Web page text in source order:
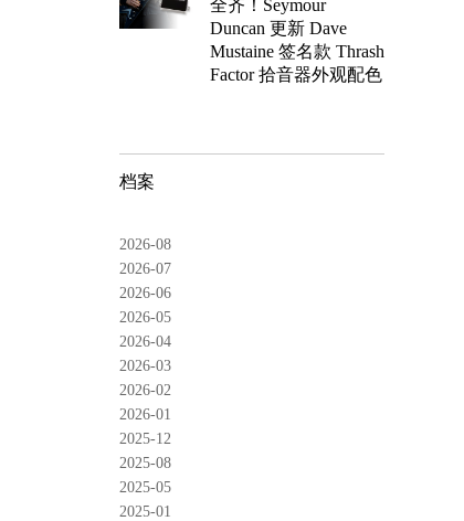
全齐！Seymour
Duncan 更新 Dave
Mustaine 签名款 Thrash
Factor 拾音器外观配色
档案
2026-08
2026-07
2026-06
2026-05
2026-04
2026-03
2026-02
2026-01
2025-12
2025-08
2025-05
2025-01